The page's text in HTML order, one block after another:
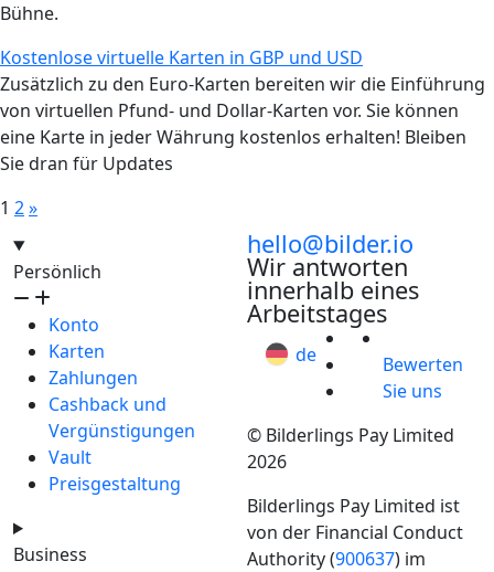
Bühne.
Kostenlose virtuelle Karten in GBP und USD
Zusätzlich zu den Euro-Karten bereiten wir die Einführung
von virtuellen Pfund- und Dollar-Karten vor. Sie können
eine Karte in jeder Währung kostenlos erhalten! Bleiben
Sie dran für Updates
1 2»
Persönlich
Konto
Karten
Zahlungen
Cashback und
Vergünstigungen
Vault
Preisgestaltung
Business
hello@bilder.io
Wir antworten
innerhalb eines
Arbeitstages
de
Bewerten
Sie uns
© Bilderlings Pay Limited
2026
Bilderlings Pay Limited ist
von der Financial Conduct
Authority (900637) im